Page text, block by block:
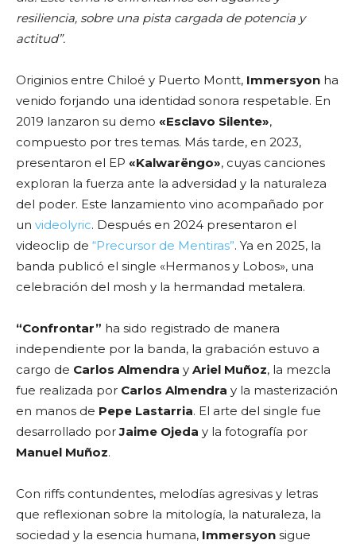
resiliencia, sobre una pista cargada de potencia y
actitud”.
Originios entre Chiloé y Puerto Montt, Immersyon ha
venido forjando una identidad sonora respetable. En
2019 lanzaron su demo «Esclavo Silente»,
compuesto por tres temas. Más tarde, en 2023,
presentaron el EP «Kalwarëngo», cuyas canciones
exploran la fuerza ante la adversidad y la naturaleza
del poder. Este lanzamiento vino acompañado por
un videolyric. Después en 2024 presentaron el
videoclip de “Precursor de Mentiras”. Ya en 2025, la
banda publicó el single «Hermanos y Lobos», una
celebración del mosh y la hermandad metalera.
“Confrontar” ha sido registrado de manera
independiente por la banda, la grabación estuvo a
cargo de Carlos Almendra y Ariel Muñoz, la mezcla
fue realizada por Carlos Almendra y la masterización
en manos de Pepe Lastarria. El arte del single fue
desarrollado porJaime Ojeda y la fotografía por
Manuel Muñoz.
Con riffs contundentes, melodías agresivas y letras
que reflexionan sobre la mitología, la naturaleza, la
sociedad y la esencia humana, Immersyon sigue